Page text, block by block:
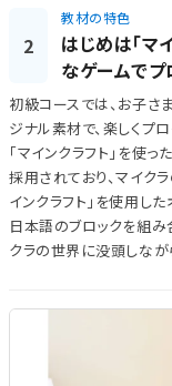
2
教材の特色
はじめは「マ
なゲームで
初級コースでは、お子さ
ジナル素材で、楽しくプ
「マインクラフト」を使
採用されており、マイク
インクラフト」を使用し
日本語のブロックを組
クラの世界に没頭しなが